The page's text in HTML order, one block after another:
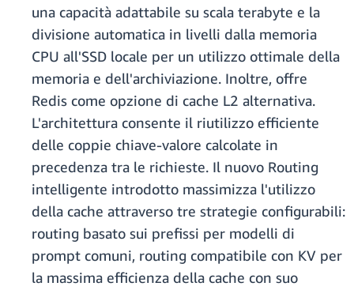
una capacità adattabile su scala terabyte e la
divisione automatica in livelli dalla memoria
CPU all'SSD locale per un utilizzo ottimale della
memoria e dell'archiviazione. Inoltre, offre
Redis come opzione di cache L2 alternativa.
L'architettura consente il riutilizzo efficiente
delle coppie chiave-valore calcolate in
precedenza tra le richieste. Il nuovo Routing
intelligente introdotto massimizza l'utilizzo
della cache attraverso tre strategie configurabili:
routing basato sui prefissi per modelli di
prompt comuni, routing compatibile con KV per
la massima efficienza della cache con suo